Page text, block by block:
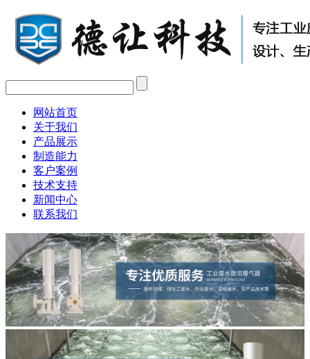
网站首页
关于我们
产品展示
制造能力
客户案例
技术支持
新闻中心
联系我们